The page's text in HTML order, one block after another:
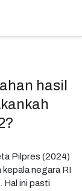
hasil
Pilpres (2024)
negara RI
Hal ini pasti